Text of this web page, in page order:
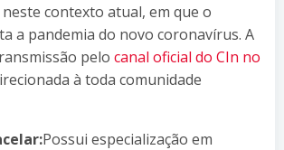
contexto atual, em que o
a pandemia do novo coronavírus. A
pelo canal oficial do CIn no
à toda comunidade
Possui especialização em